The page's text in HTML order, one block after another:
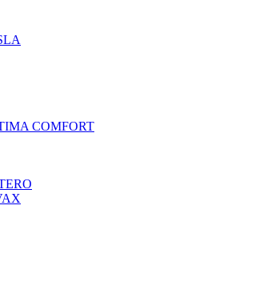
COMFORT